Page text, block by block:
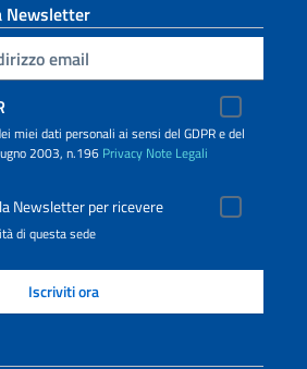
Newsletter
miei dati personali ai sensi del GDPR e del
2003, n.196 Privacy Note Legali
Newsletter per ricevere
di questa sede